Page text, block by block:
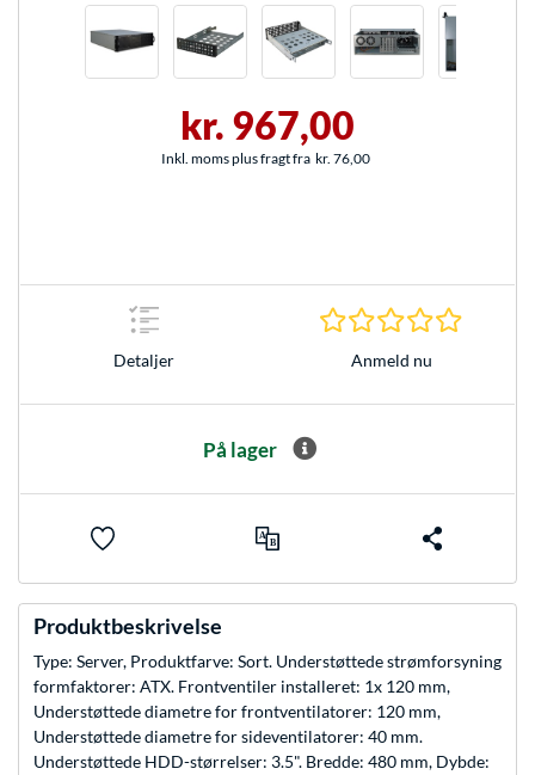
kr. 967,00
Inkl. moms plus fragt fra kr. 76,00
Detaljer Anmeld nu
På lager
Produktbeskrivelse
Type: Server, Produktfarve: Sort. Understøttede strømforsyning
formfaktorer: ATX. Frontventiler installeret: 1x 120 mm,
Understøttede diametre for frontventilatorer: 120 mm,
Understøttede diametre for sideventilatorer: 40 mm.
Understøttede HDD-størrelser: 3.5". Bredde: 480 mm, Dybde: